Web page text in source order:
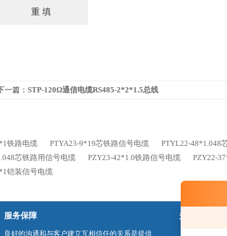
一篇： STP-120Ω通信电缆RS485-2*2*1.5总线
铁路电缆 PTYA23-9*19芯铁路信号电缆
PTYL22-48*1.048
芯铁路用信号电缆 PZY23-42*1.0铁路信号电缆
PZY22-
铠装信号电缆
服务保障
良好的沟通和与客户建立互相信任的关系是提供
关注我们